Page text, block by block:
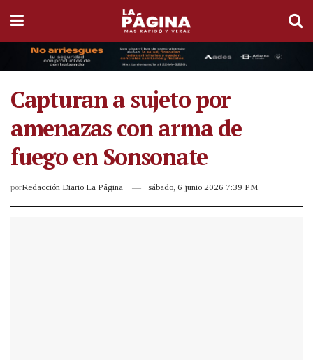
Capturan a sujeto por
amenazas con arma de
fuego en Sonsonate
porRedacción Diario La Página sábado, 6 junio 2026 7:39 PM